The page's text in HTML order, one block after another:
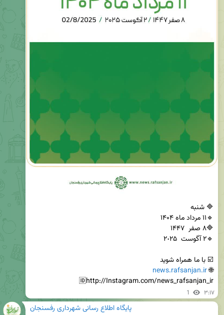
🌐
news.rafsanjan.ir
🆔http://Instagram.com/news_rafsanjan_ir
1 ۳:۱۷
پایگاه اطلاع رسانی شهرداری رفسنجان